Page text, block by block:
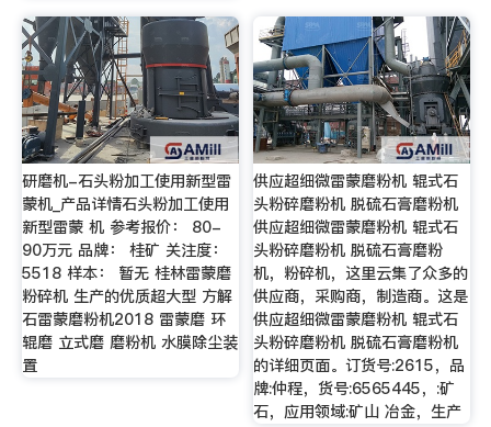
研磨机-石头粉加工使用新型雷
蒙机_产品详情石头粉加工使用
新型雷蒙 机 参考报价： 80-
90万元 品牌： 桂矿 关注度：
5518 样本： 暂无 桂林雷蒙磨
粉碎机 生产的优质超大型 方解
石雷蒙磨粉机2018 雷蒙磨 环
辊磨 立式磨 磨粉机 水膜除尘装
置
供应超细微雷蒙磨粉机 辊式石
头粉碎磨粉机 脱硫石膏磨粉机
供应超细微雷蒙磨粉机 辊式石
头粉碎磨粉机 脱硫石膏磨粉
机，粉碎机，这里云集了众多的
供应商，采购商，制造商。这是
供应超细微雷蒙磨粉机 辊式石
头粉碎磨粉机 脱硫石膏磨粉机
的详细页面。订货号:2615，品
牌:仲程，货号:6565445，:矿
石，应用领域:矿山 冶金，生产